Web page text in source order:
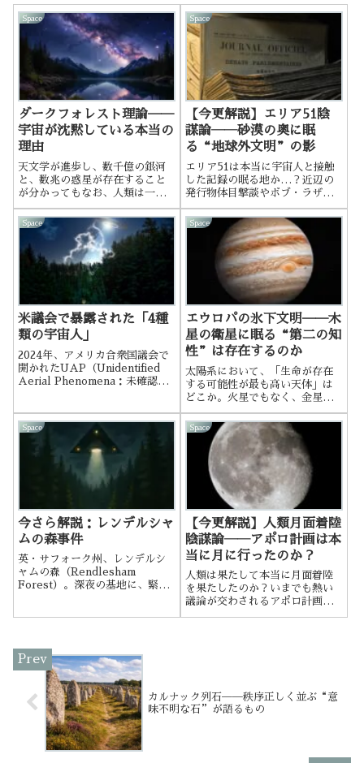
Space
ダークフォレスト理論──
宇宙が沈黙している本当の
理由
天文学が進歩し、数千億の銀河
と、数兆の惑星が存在すること
が分かってもなお、人類は一つ
の事実に直面している。
Space
【今更解説】エリア51陰
謀論――砂漠の奥に眠
る“地球外文明”の影
エリア51は本当に宇宙人と接触
した記録の眠る地か…？近辺の
発行物体目撃談やボブ・ラザー
の証言など今更解説！
Space
米議会で暴露された「4種
類の宇宙人」
2024年、アメリカ合衆国議会で
開かれたUAP（Unidentified
Aerial Phenomena：未確認航
た。エリック・デイヴィス博士
――国防総省の極秘研究に携わ
った経歴を持つ人物が、公の場
で「グレイ」「ノルディック」
「インセクトイド」「レプティ
リアン」という、都市伝説界隈
分類」を挙げたのである。
Space
エウロパの氷下文明──木
星の衛星に眠る“第二の知
性”は存在するのか
太陽系において、「生命が存在
する可能性が最も高い天体」は
どこか。火星でもなく、金星で
学の分野でその名が繰り返し挙
げられているのが木星の衛星エ
ウロパ（Europa） である。
Space
今さら解説：レンデルシャ
ムの森事件
英・サフォーク州、レンデルシ
ャムの森（Rendlesham
Forest）。深夜の基地に、緊急
Space
【今更解説】人類月面着陸
陰謀論――アポロ計画は本
当に月に行ったのか？
人類は果たして本当に月面着陸
を果たしたのか？いまでも熱い
議論が交わされるアポロ計画の
カルナック列石──秩序正しく並ぶ“意
味不明な石”が語るもの